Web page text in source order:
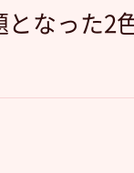
なった2